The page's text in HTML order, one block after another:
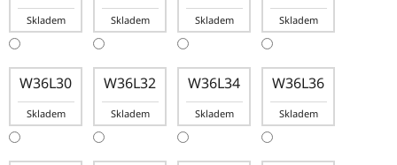
Skladem Skladem Skladem Skladem
W36L30
Skladem
W36L32
Skladem
W36L34
Skladem
W36L36
Skladem